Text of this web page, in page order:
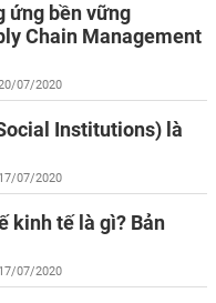
ứng bền vững
Chain Management
07/2020
Institutions) là
07/2020
kinh tế là gì? Bản
07/2020